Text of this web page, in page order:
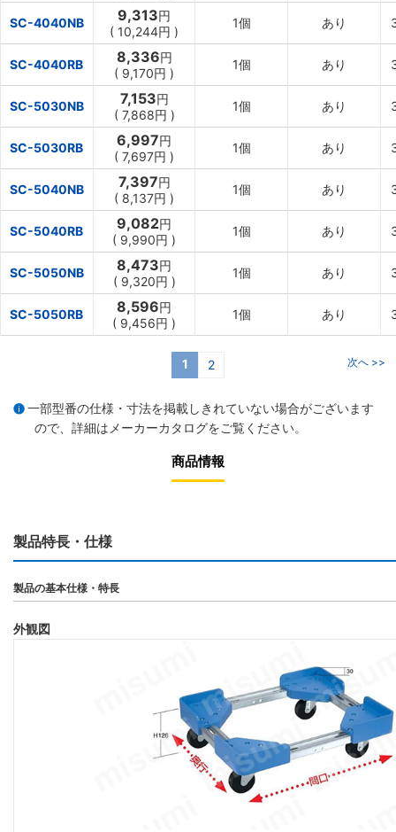
SC-4040NB 9,313円
( 10,244円 )
1個 あり
SC-4040RB 8,336円
( 9,170円 )
1個 あり
SC-5030NB 7,153円
( 7,868円 )
1個 あり
SC-5030RB 6,997円
( 7,697円 )
1個 あり
SC-5040NB 7,397円
( 8,137円 )
1個 あり
SC-5040RB 9,082円
( 9,990円 )
1個 あり
SC-5050NB 8,473円
( 9,320円 )
1個 あり
SC-5050RB 8,596円
( 9,456円 )
1個 あり
1 2 次へ >>
一部型番の仕様・寸法を掲載しきれていない場合がございます
ので、詳細は メーカーカタログをご覧ください。
商品情報
製品特長・仕様
製品の基本仕様・特長
外観図